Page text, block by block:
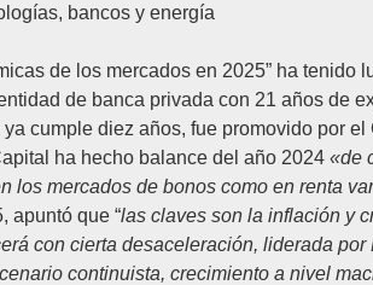
bancos y energía
de los mercados en 2025” ha tenido
de banca privada con 21 años de
cumple diez años, fue promovido por
ha hecho balance del año 2024 «de
los mercados de bonos como en renta
apuntó que “las claves son la inflación y
con cierta desaceleración, liderada por
continuista, crecimiento a nivel